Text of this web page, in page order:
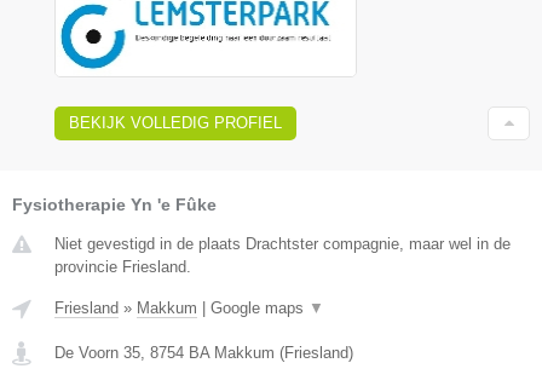
BEKIJK VOLLEDIG PROFIEL
Fysiotherapie Yn 'e Fûke
Niet gevestigd in de plaats Drachtster compagnie, maar wel in de
provincie Friesland.
Friesland » Makkum | Google maps ▼
De Voorn 35 8754 BA Makkum (Friesland)